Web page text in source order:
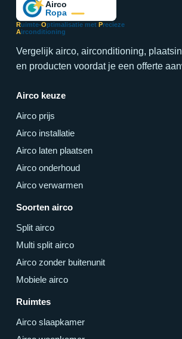
Ruimte-Optimalisatie met Precieze
Airconditioning
Vergelijk airco, airconditioning,
en producten voordat je een offerte
Airco keuze
Airco prijs
Airco installatie
Airco laten plaatsen
Airco onderhoud
Airco verwarmen
Soorten airco
Split airco
Multi split airco
Airco zonder buitenunit
Mobiele airco
Ruimtes
Airco slaapkamer